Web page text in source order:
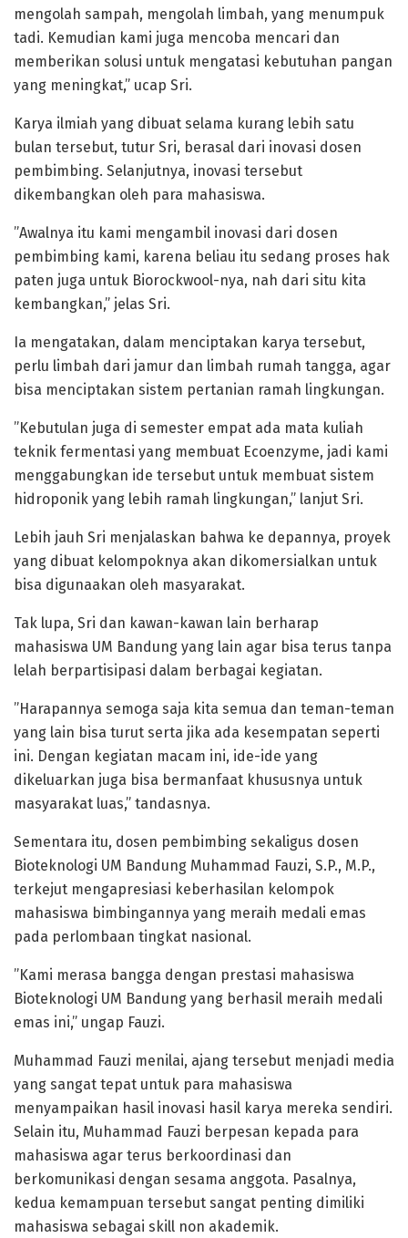
mengolah sampah, mengolah limbah, yang menumpuk
tadi. Kemudian kami juga mencoba mencari dan
memberikan solusi untuk mengatasi kebutuhan pangan
yang meningkat,” ucap Sri.
Karya ilmiah yang dibuat selama kurang lebih satu
bulan tersebut, tutur Sri, berasal dari inovasi dosen
pembimbing. Selanjutnya, inovasi tersebut
dikembangkan oleh para mahasiswa.
”Awalnya itu kami mengambil inovasi dari dosen
pembimbing kami, karena beliau itu sedang proses hak
paten juga untuk Biorockwool-nya, nah dari situ kita
kembangkan,” jelas Sri.
Ia mengatakan, dalam menciptakan karya tersebut,
perlu limbah dari jamur dan limbah rumah tangga, agar
bisa menciptakan sistem pertanian ramah lingkungan.
”Kebutulan juga di semester empat ada mata kuliah
teknik fermentasi yang membuat Ecoenzyme, jadi kami
menggabungkan ide tersebut untuk membuat sistem
hidroponik yang lebih ramah lingkungan,” lanjut Sri.
Lebih jauh Sri menjalaskan bahwa ke depannya, proyek
yang dibuat kelompoknya akan dikomersialkan untuk
bisa digunaakan oleh masyarakat.
Tak lupa, Sri dan kawan-kawan lain berharap
mahasiswa UM Bandung yang lain agar bisa terus tanpa
lelah berpartisipasi dalam berbagai kegiatan.
”Harapannya semoga saja kita semua dan teman-teman
yang lain bisa turut serta jika ada kesempatan seperti
ini. Dengan kegiatan macam ini, ide-ide yang
dikeluarkan juga bisa bermanfaat khususnya untuk
masyarakat luas,” tandasnya.
Sementara itu, dosen pembimbing sekaligus dosen
Bioteknologi UM Bandung Muhammad Fauzi, S.P., M.P.,
terkejut mengapresiasi keberhasilan kelompok
mahasiswa bimbingannya yang meraih medali emas
pada perlombaan tingkat nasional.
”Kami merasa bangga dengan prestasi mahasiswa
Bioteknologi UM Bandung yang berhasil meraih medali
emas ini,” ungap Fauzi.
Muhammad Fauzi menilai, ajang tersebut menjadi media
yang sangat tepat untuk para mahasiswa
menyampaikan hasil inovasi hasil karya mereka sendiri.
Selain itu, Muhammad Fauzi berpesan kepada para
mahasiswa agar terus berkoordinasi dan
berkomunikasi dengan sesama anggota. Pasalnya,
kedua kemampuan tersebut sangat penting dimiliki
mahasiswa sebagai skill non akademik.